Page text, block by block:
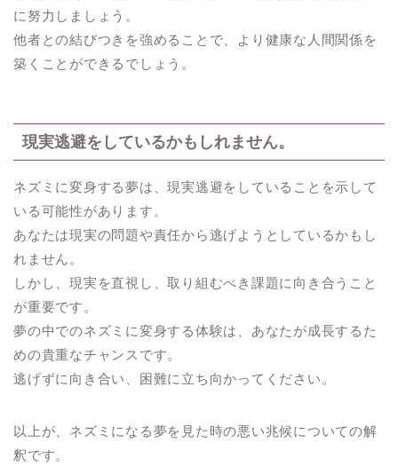
に努力しましょう。
他者との結びつきを強めることで、より健康な人間関係を
築くことができるでしょう。
現実逃避をしているかもしれません。
ネズミに変身する夢は、現実逃避をしていることを示して
いる可能性があります。
あなたは現実の問題や責任から逃げようとしているかもし
れません。
しかし、現実を直視し、取り組むべき課題に向き合うこと
が重要です。
夢の中でのネズミに変身する体験は、あなたが成長するた
めの貴重なチャンスです。
逃げずに向き合い、困難に立ち向かってください。
以上が、ネズミになる夢を見た時の悪い兆候についての解
釈です。